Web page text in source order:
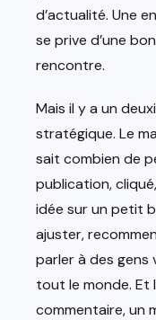
d’actualité. Une
se prive d’une
rencontre.
Mais il y a un
stratégique. Le
sait combien de
publication,
idée sur un petit
ajuster,
parler à des gens
tout le monde. Et
commentaire, un